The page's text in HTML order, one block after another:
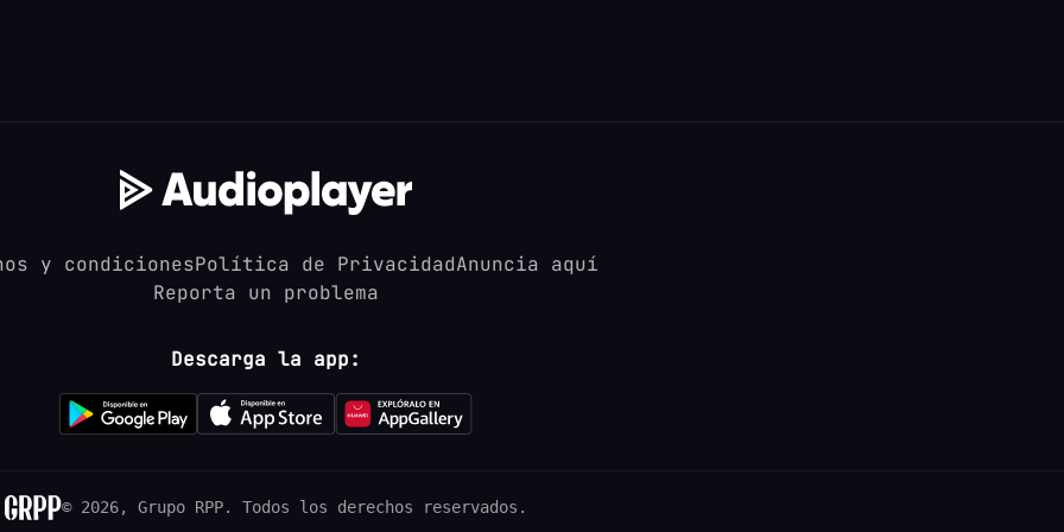
y condicionesPolítica de PrivacidadAnuncia aquí
Reporta un problema
Descarga la app:
© 2026, Grupo RPP. Todos los derechos reservados.